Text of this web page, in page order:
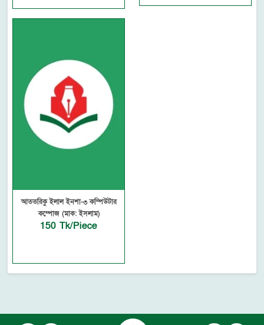
আততরিকু ইলাল ইনশা-৩ কম্পিউটার
কম্পোজ (মাক: ইসলাম)
150 Tk/Piece